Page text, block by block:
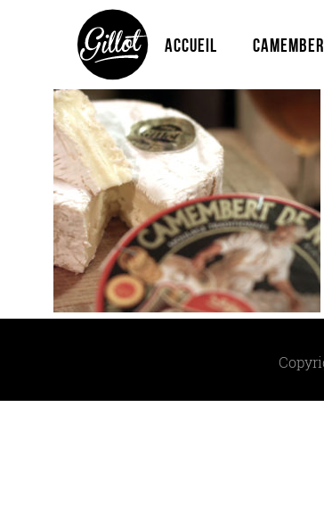
Accueil
degustation-video